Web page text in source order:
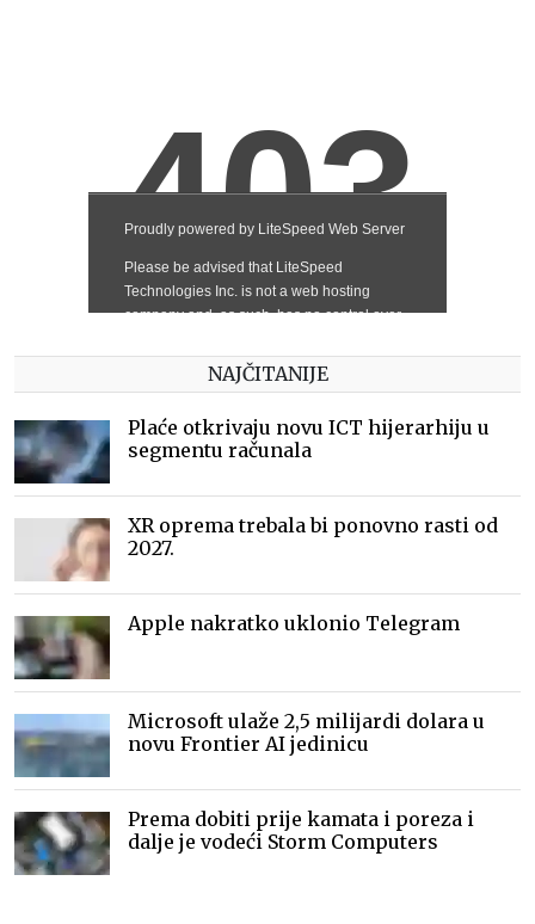
NAJČITANIJE
Plaće otkrivaju novu ICT hijerarhiju u
segmentu računala
XR oprema trebala bi ponovno rasti od
2027.
Apple nakratko uklonio Telegram
Microsoft ulaže 2,5 milijardi dolara u
novu Frontier AI jedinicu
Prema dobiti prije kamata i poreza i
dalje je vodeći Storm Computers